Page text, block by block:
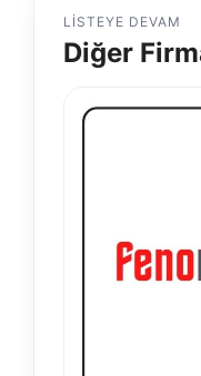
LISTEYE DEVAM
Diğer